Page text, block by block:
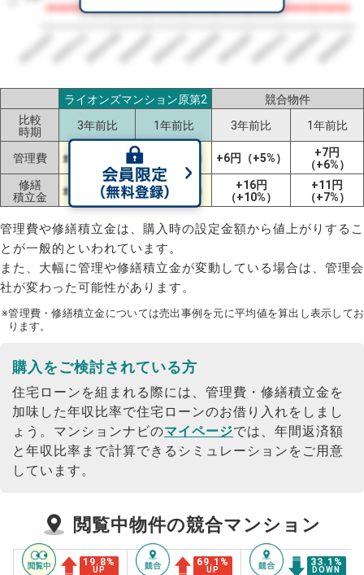
2023/072023/112024/032024/072024/112025/032025/072025/112026/032026/07
ライオンズマンション原第2
競合物件
比較
時期
3年前比 1年前比 3年前比 1年前比
管理費 ±0円（±0%） ±0円（±0%） +6円（+5%）
+7円
（+6%）
修繕
積立金
±0円（±0%） ±0円（±0%）
+16円
（+10%）
+11円
（+7%）
管理費や修繕積立金は、購入時の設定金額から値上がりするこ
とが一般的といわれています。
また、大幅に管理や修繕積立金が変動している場合は、管理会
社が変わった可能性があります。
※管理費・修繕積立金については売出事例を元に平均値を算出し表示してお
ります。
購入をご検討されている方
住宅ローンを組まれる際には、管理費・修繕積立金を
加味した年収比率で住宅ローンのお借り入れをしまし
ょう。 マンションナビのマイページでは、年間返済額
と年収比率まで計算できるシミュレーションをご用意
しています。
閲覧中物件の競合マンション
19.8%
UP
69.1 %
UP
33.1 %
DOWN